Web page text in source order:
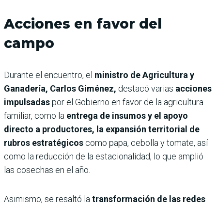
Acciones en favor del
campo
Durante el encuentro, el ministro de Agricultura y
Ganadería, Carlos Giménez, destacó varias acciones
impulsadaspor el Gobierno en favor de la agricultura
familiar, como la entrega de insumos y el apoyo
directo a productores, la expansión territorial de
rubros estratégicos como papa, cebolla y tomate, así
como la reducción de la estacionalidad, lo que amplió
las cosechas en el año.
Asimismo, se resaltó la transformación de las redes